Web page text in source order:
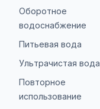
Оборотное
водоснабжение
Питьевая вода
Ультрачистая вода
Повторное
использование